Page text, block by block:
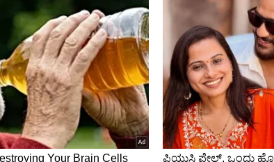
ಅಹಂಕಾರದ ಆಹ್ವಾನವಾಗುತ್ತಾ..?
ಆತನ ಅಹಂಕಾರ. ಯಾರ ಮಾತನ್ನೂ ಕೇಳದೇ.. ಯಾರ
ಅನ್ನೋ ಹಾಗೆ ಬದುಕ್ಕಿದ್ದವನು ದುರ್ಯೋಧನ. ಈತನ
ಏರಿ ಬಿಡುತ್ತೇ ಅನ್ನೋ ಭಯ ಹಳ್ಳಿಗಳಲ್ಲಿ ನಾಟಕ ಮಾಡೋ
ಮಾತ್ರ ಮಾಡೋದಿಕ್ಕೆ ನಾಟಕದ ಕಲಾವಿದರು ಹಿಂದೇಟು
ಒಂದು ಪಾತ್ರವಲ್ಲವಾ..? ಅದರಲ್ಲೇನು ವಿಶೇಷವಿದೆ..?